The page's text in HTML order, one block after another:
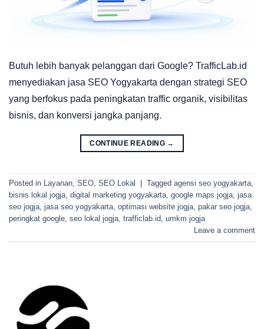
Butuh lebih banyak pelanggan dari Google? TrafficLab.id
menyediakan jasa SEO Yogyakarta dengan strategi SEO
yang berfokus pada peningkatan traffic organik, visibilitas
bisnis, dan konversi jangka panjang.
CONTINUE READING →
Posted in Layanan SEO SEO Lokal Tagged agensi seo yogyakarta
bisnis lokal jogja digital marketing yogyakarta google maps jogja jasa
seo jogja jasa seo yogyakarta optimasi website jogja pakar seo jogja
peringkat google seo lokal jogja trafficlab.id umkm jogja
Leave a comment